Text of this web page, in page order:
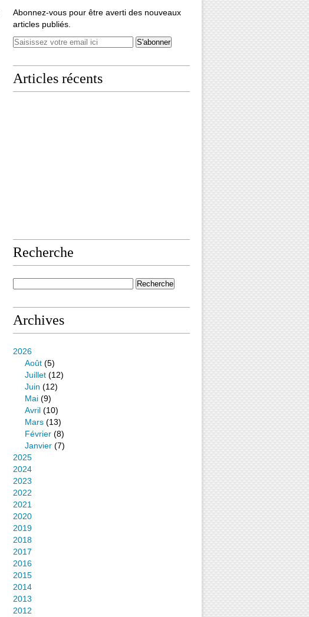
Abonnez-vous pour être averti des nouveaux
articles publiés.
Articles récents
Recherche
Archives
2026
Août (5)
Juillet (12)
Juin (12)
Mai (9)
Avril (10)
Mars (13)
Février (8)
Janvier (7)
2025
2024
2023
2022
2021
2020
2019
2018
2017
2016
2015
2014
2013
2012